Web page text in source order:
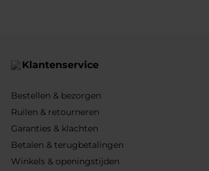
Klantenservice
Bestellen & bezorgen
Ruilen & retourneren
Garanties & klachten
Betalen & terugbetalingen
Winkels & openingstijden